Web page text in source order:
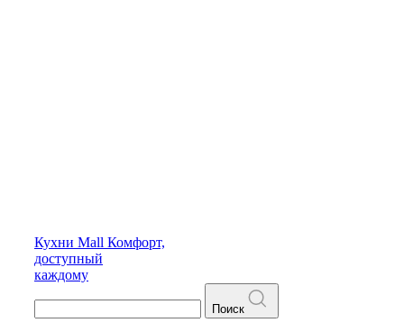
Кухни Mall Комфорт,
доступный
каждому
Поиск